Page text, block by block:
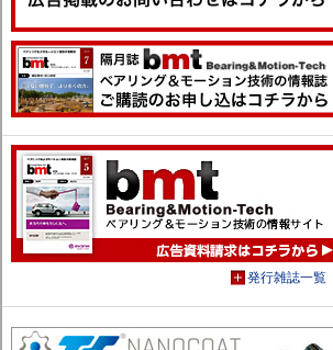
発行雑誌一覧